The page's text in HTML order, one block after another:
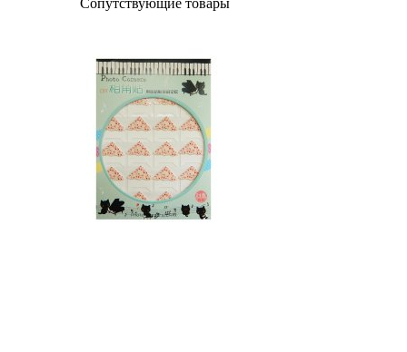
Сопутствующие товары